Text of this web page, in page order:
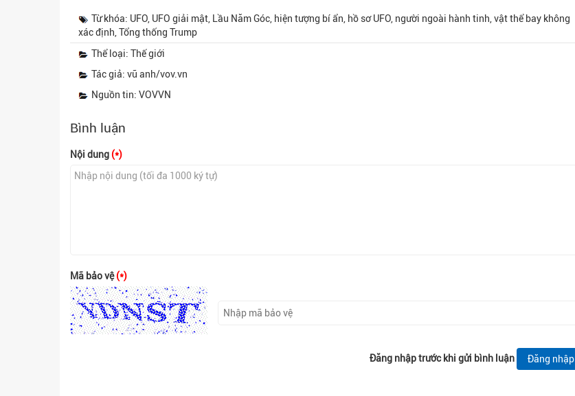
Từ khóa: UFO, UFO giải mật, Lầu Năm Góc, hiện tượng bí ẩn, hồ sơ UFO, người ngoài hành tinh, vật thể bay không
xác định, Tổng thống Trump
Thể loại: Thế giới
Tác giả: vũ anh/vov.vn
Nguồn tin: VOVVN
Bình luận
Nội dung (*)
Mã bảo vệ(*)
Đăng nhập trước khi gửi bình luận Đăng nhập